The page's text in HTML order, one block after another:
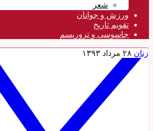
شعر
ورزش و جوانان
تقویم تاريخ
جاسوسی و تروریسم
زنان ۲۸ مرداد ۱۳۹۳